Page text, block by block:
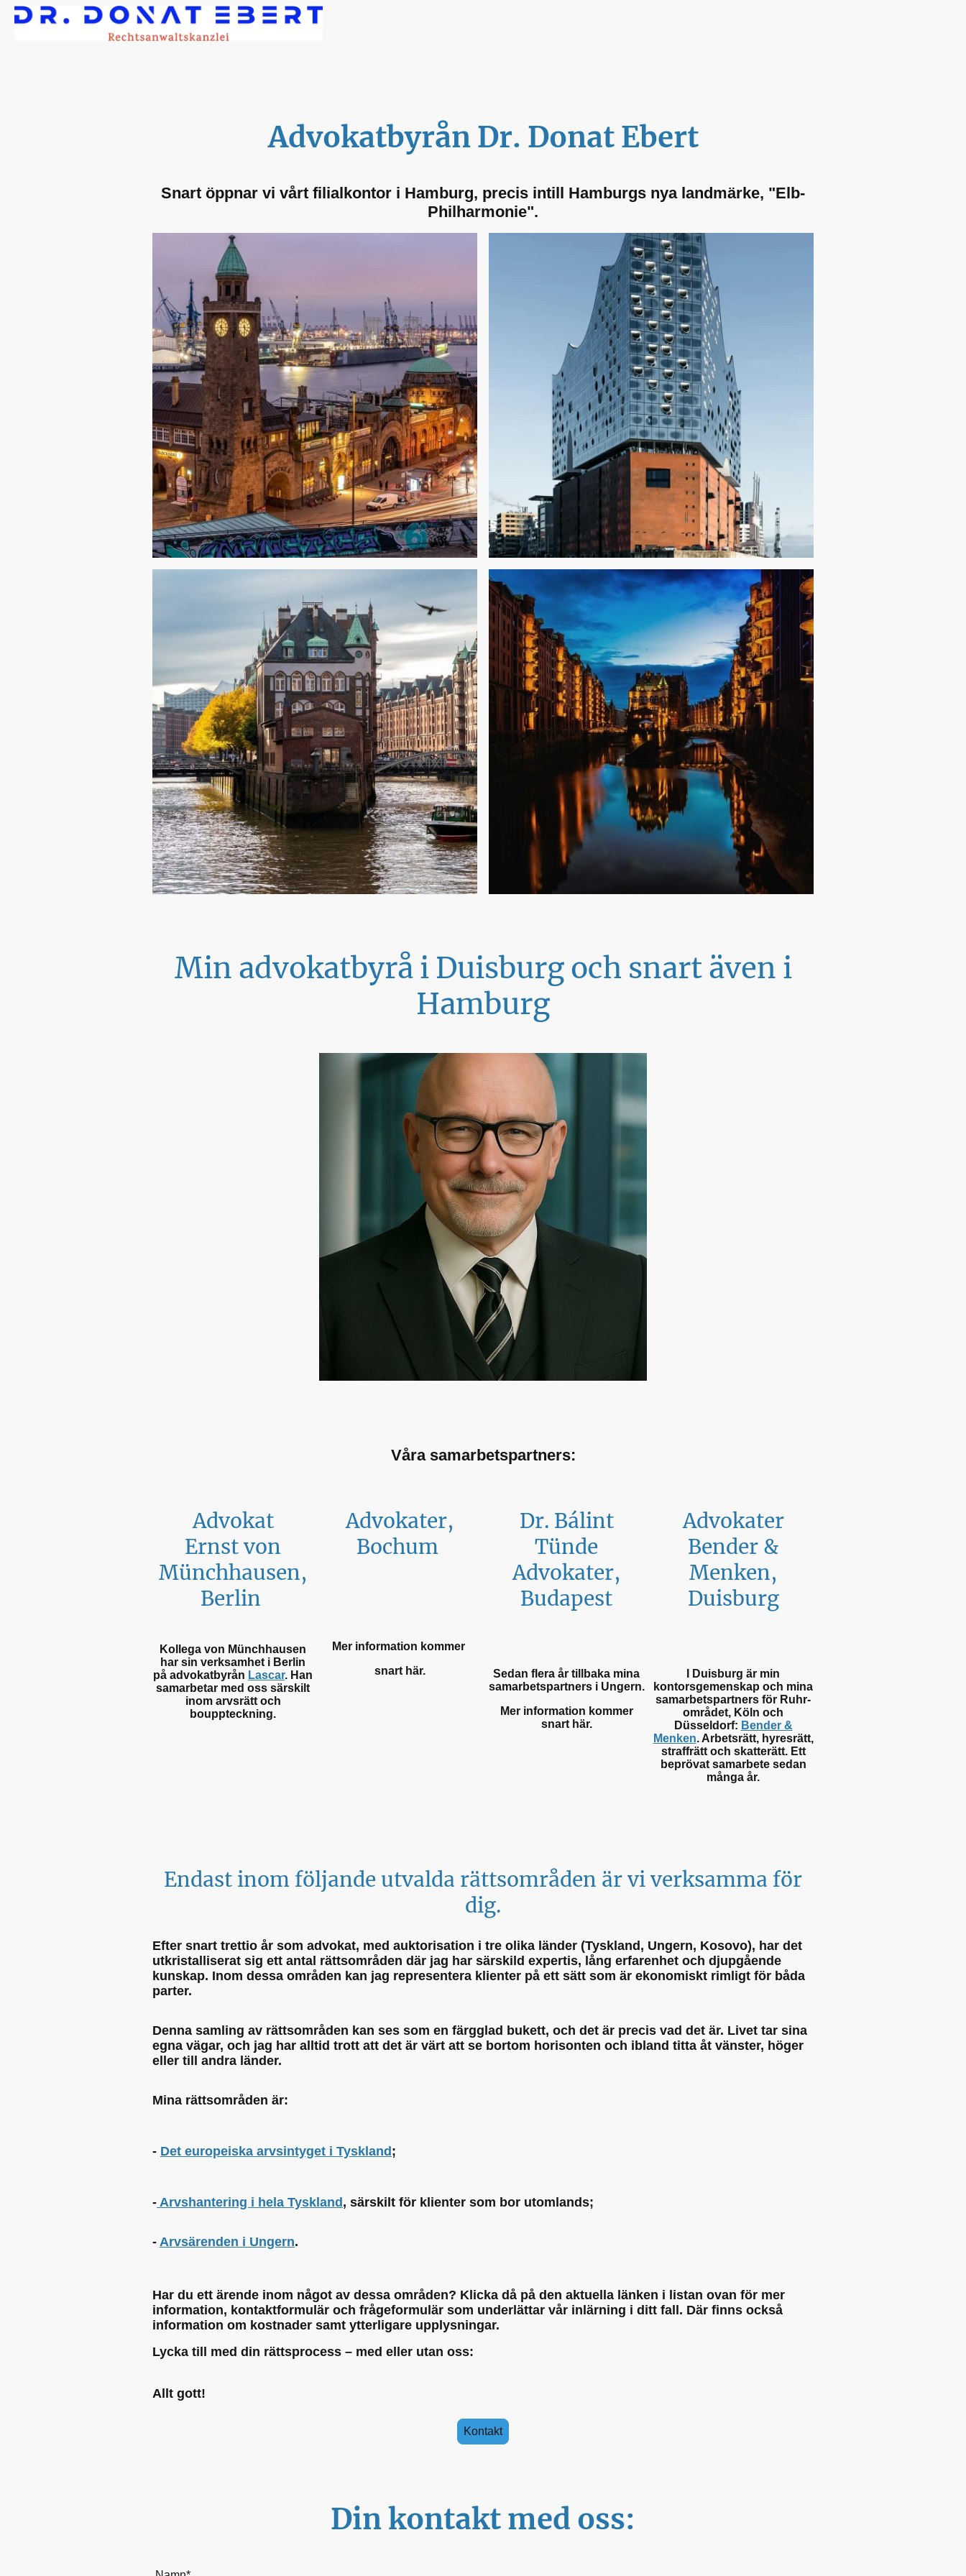
Advokatbyrån Dr. Donat Ebert
Snart öppnar vi vårt filialkontor i Hamburg, precis intill Hamburgs nya landmärke, "Elb-
Philharmonie".
Min advokatbyrå i Duisburg och snart även i
Hamburg
Våra samarbetspartners:
Advokat
Ernst von
Münchhausen,
Berlin
Kollega von Münchhausen
har sin verksamhet i Berlin
på advokatbyrån Lascar. Han
samarbetar med oss särskilt
inom arvsrätt och
bouppteckning.
Advokater,
Bochum
Mer information kommer
snart här.
Dr. Bálint
Tünde
Advokater,
Budapest
Sedan flera år tillbaka mina
samarbetspartners i Ungern.
Mer information kommer
snart här.
Advokater
Bender &
Menken,
Duisburg
I Duisburg är min
kontorsgemenskap och mina
samarbetspartners för Ruhr-
området, Köln och
Düsseldorf: Bender &
Menken. Arbetsrätt, hyresrätt,
straffrätt och skatterätt. Ett
beprövat samarbete sedan
många år.
Endast inom följande utvalda rättsområden är vi verksamma för
dig.
Efter snart trettio år som advokat, med auktorisation i tre olika länder (Tyskland, Ungern, Kosovo), har det
utkristalliserat sig ett antal rättsområden där jag har särskild expertis, lång erfarenhet och djupgående
kunskap. Inom dessa områden kan jag representera klienter på ett sätt som är ekonomiskt rimligt för båda
parter.
Denna samling av rättsområden kan ses som en färgglad bukett, och det är precis vad det är. Livet tar sina
egna vägar, och jag har alltid trott att det är värt att se bortom horisonten och ibland titta åt vänster, höger
eller till andra länder.
Mina rättsområden är:
- Det europeiska arvsintyget i Tyskland;
- Arvshantering i hela Tyskland, särskilt för klienter som bor utomlands;
- Arvsärenden i Ungern.
Har du ett ärende inom något av dessa områden? Klicka då på den aktuella länken i listan ovan för mer
information, kontaktformulär och frågeformulär som underlättar vår inlärning i ditt fall. Där finns också
information om kostnader samt ytterligare upplysningar.
Lycka till med din rättsprocess – med eller utan oss:
Allt gott!
Kontakt
Din kontakt med oss: